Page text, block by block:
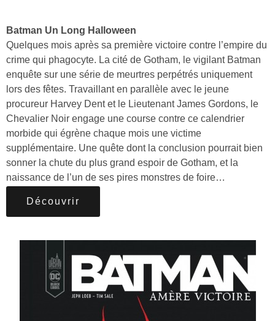
Batman Un Long Halloween
Quelques mois après sa première victoire contre l’empire du
crime qui phagocyte. La cité de Gotham, le vigilant Batman
enquête sur une série de meurtres perpétrés uniquement
lors des fêtes. Travaillant en parallèle avec le jeune
procureur Harvey Dent et le Lieutenant James Gordons, le
Chevalier Noir engage une course contre ce calendrier
morbide qui égrène chaque mois une victime
supplémentaire. Une quête dont la conclusion pourrait bien
sonner la chute du plus grand espoir de Gotham, et la
naissance de l’un de ses pires monstres de foire…
Découvrir